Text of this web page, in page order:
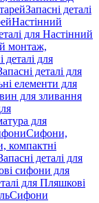
Запасні деталі
Настінний
для Настінний
монтаж,
деталі для
деталі для
елементи для
для зливання
для
Сифони,
компактні
деталі для
сифони для
для Пляшкові
Сифони